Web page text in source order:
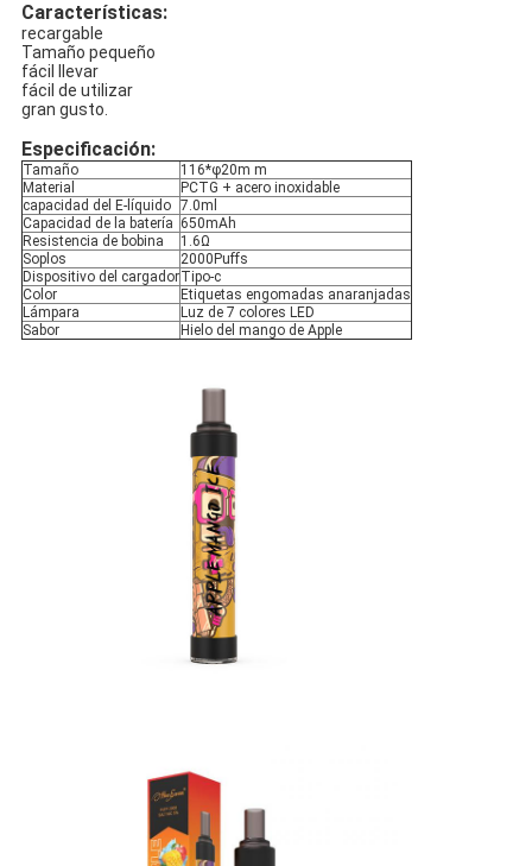
Características:
recargable
Tamaño pequeño
fácil llevar
fácil de utilizar
gran gusto.
Especificación:
Tamaño
116*φ20m m
Material
PCTG + acero inoxidable
capacidad del E-líquido 7.0ml
Capacidad de la batería 650mAh
Resistencia de bobina
1.6Ω
Soplos
2000Puffs
Dispositivo del cargadorTipo-c
Color
Etiquetas engomadas anaranjadas
Lámpara
Luz de 7 colores LED
Sabor
Hielo del mango de Apple